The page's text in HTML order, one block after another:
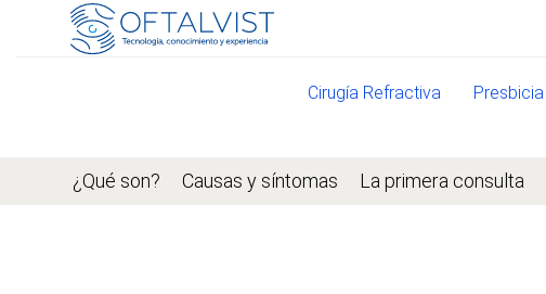
Cirugía Refractiva Presbicia
¿Qué son? Causas y síntomas La primera consulta